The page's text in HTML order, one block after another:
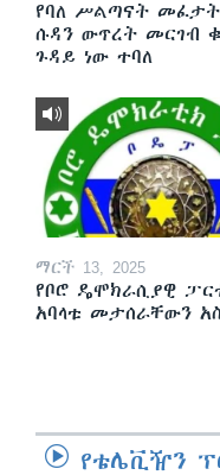
የባለ ሥልጣናት
ሱዳን ውጥረት መርገብ
ጉዳይ ነው ተባለ
ማርች 13, 2025
የቦሮ ዴሞክራሲያዊ
አባላቱ መታሰራቸውን
የቴሌቪዥን